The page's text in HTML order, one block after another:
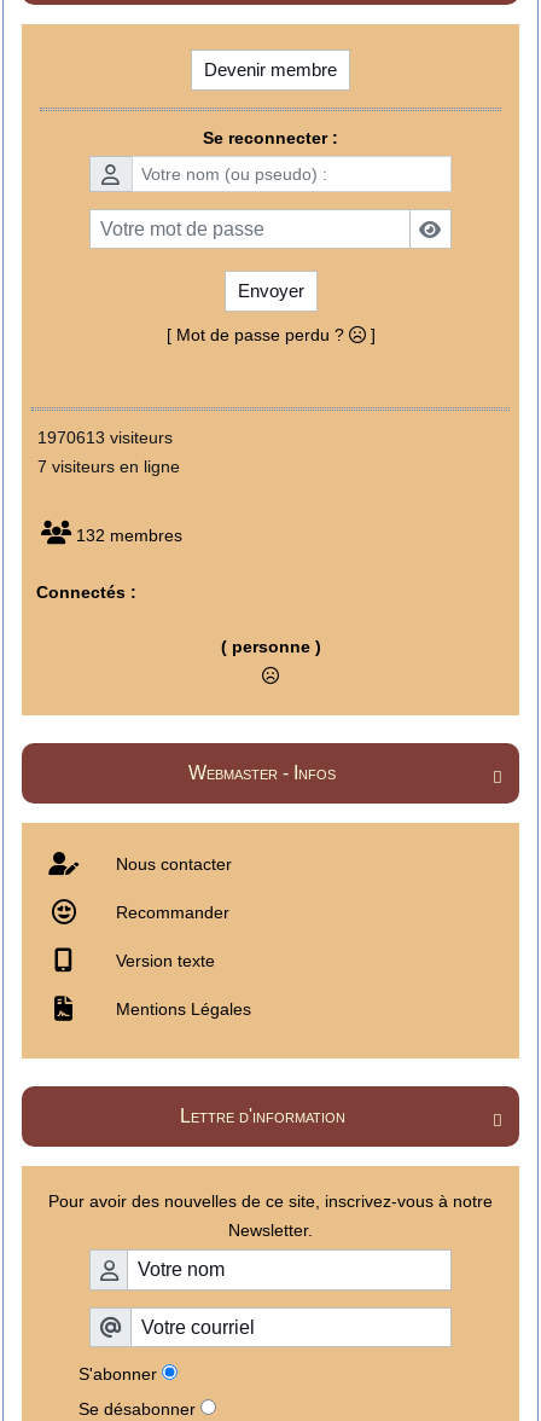
Devenir membre
Se reconnecter :
Envoyer
[ Mot de passe perdu ? ]
1970613 visiteurs
7 visiteurs en ligne
132 membres
Connectés :
( personne )

Webmaster - Infos
Nous contacter
Recommander
Version texte
Mentions Légales

Lettre d'information
Pour avoir des nouvelles de ce site, inscrivez-vous à notre
Newsletter.
S'abonner
Se désabonner